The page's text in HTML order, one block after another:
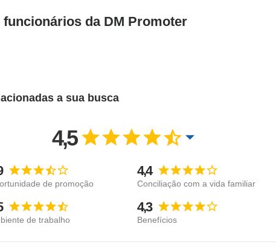
funcionários da DM Promoter
a sua busca
4,5
de promoção
4,4
Conciliação com a vida familiar
de trabalho
4,3
Benefícios